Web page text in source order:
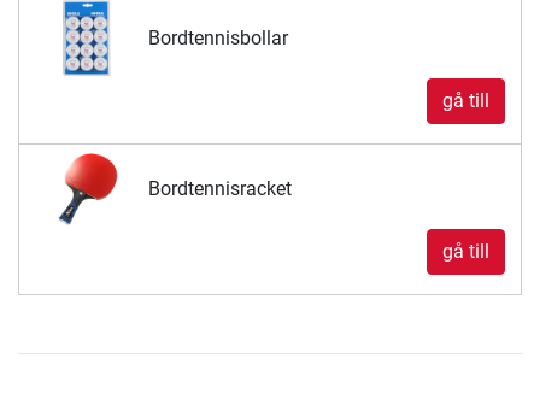
Bordtennisbollar
gå till
Bordtennisracket
gå till